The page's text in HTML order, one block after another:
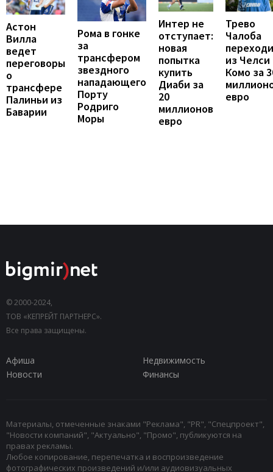
Астон
Вилла
ведет
переговоры
о
трансфере
Палиньи из
Баварии
Рома в гонке
за
трансфером
звездного
нападающего
Порту
Родриго
Моры
Интер не
отступает:
новая
попытка
купить
Диаби за
20
миллионов
евро
Трево
Чалоба
из Челси
Комо за
евро
© 2000-2024,
ТОВ «КЕПРЕЙТ ПАРТНЕРС».
Все права защищены.
Афиша
Недвижимость
Новости
Финансы
Материалы, отмеченные знаками "Реклама", "PR", "Спецпроект",
"Новости компаний", "Актуально", "Промо", публикуются на
правах рекламы.
Любое копирование, перепечатка и воспроизведение
фотографических произведений и/или аудиовизуальных